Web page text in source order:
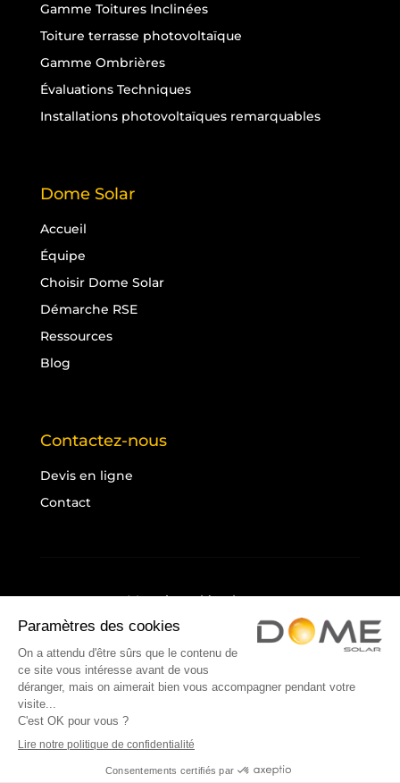
Gamme Toitures Inclinées
Toiture terrasse photovoltaïque
Gamme Ombrières
Évaluations Techniques
Installations photovoltaïques remarquables
Dome Solar
Accueil
Équipe
Choisir Dome Solar
Démarche RSE
Ressources
Blog
Contactez-nous
Devis en ligne
Contact
Mentions légales
Politique de confidentialité
Cookies
Plan du site